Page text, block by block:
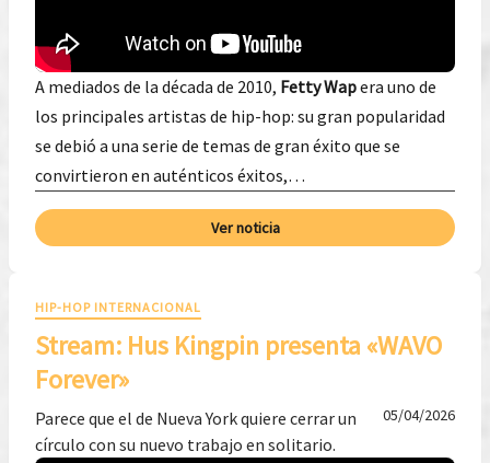
A mediados de la década de 2010, Fetty Wapera uno de
los principales artistas de hip-hop: su gran popularidad
se debió a una serie de temas de gran éxito que se
convirtieron en auténticos éxitos,…
Ver noticia
HIP-HOP INTERNACIONAL
Stream: Hus Kingpin presenta «WAVO
Forever»
Parece que el de Nueva York quiere cerrar un
círculo con su nuevo trabajo en solitario.
05/04/2026